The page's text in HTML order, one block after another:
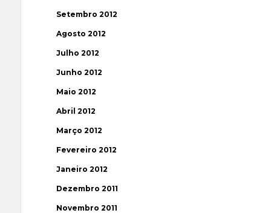
Setembro 2012
Agosto 2012
Julho 2012
Junho 2012
Maio 2012
Abril 2012
Março 2012
Fevereiro 2012
Janeiro 2012
Dezembro 2011
Novembro 2011